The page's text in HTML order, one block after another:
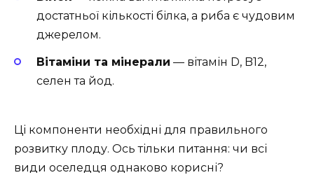
достатньої кількості білка, а риба є чудовим
джерелом.
Вітаміни та мінерали — вітамін D, B12,
селен та йод.
Ці компоненти необхідні для правильного
розвитку плоду. Ось тільки питання: чи всі
види оселедця однаково корисні?